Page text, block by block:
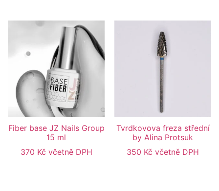
Fiber base JZ Nails Group
15 ml
370 Kč včetně DPH
Tvrdkovova freza střední
by Alina Protsuk
350 Kč včetně DPH